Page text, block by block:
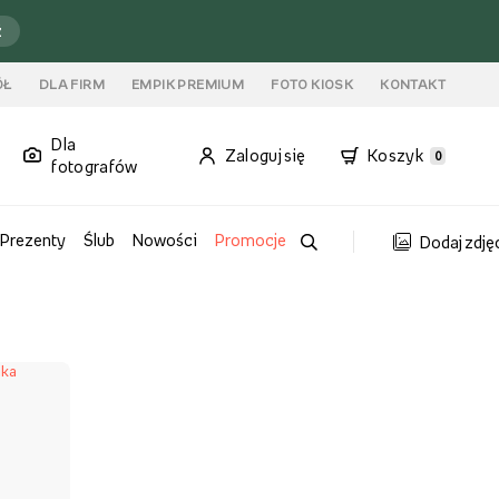
DLA FIRM EMPIK PREMIUM FOTO KIOSK KONTAKT
Dla
fotografów
Zaloguj się Koszyk 0
Prezenty Ślub Nowości Promocje Dodaj